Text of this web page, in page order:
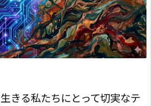
きる私たちにとって切実なテ